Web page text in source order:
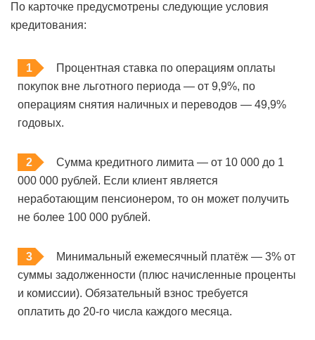
По карточке предусмотрены следующие условия
кредитования:
Процентная ставка по операциям оплаты
покупок вне льготного периода — от 9,9%, по
операциям снятия наличных и переводов — 49,9%
годовых.
Сумма кредитного лимита — от 10 000 до 1
000 000 рублей. Если клиент является
неработающим пенсионером, то он может получить
не более 100 000 рублей.
Минимальный ежемесячный платёж — 3% от
суммы задолженности (плюс начисленные проценты
и комиссии). Обязательный взнос требуется
оплатить до 20-го числа каждого месяца.